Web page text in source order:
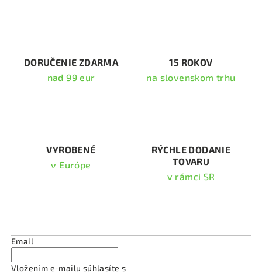
DORUČENIE ZDARMA
nad 99 eur
15 ROKOV
na slovenskom trhu
VYROBENÉ
v Európe
RÝCHLE DODANIE
TOVARU
v rámci SR
Email
Vložením e-mailu súhlasíte s